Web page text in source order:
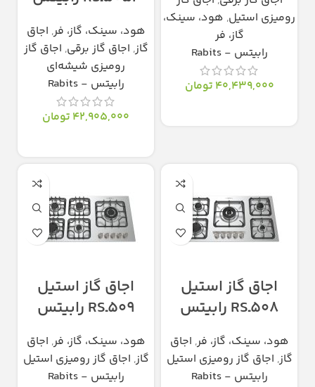
رومیزی استیل, هود، سینک،
گاز، فر
رابیتس - Rabits
40,439,000 تومان
هود، سینک، گاز، فر, اجاق
گاز, اجاق گاز برقی, اجاق گاز
رومیزی شیشه‌ای
رابیتس - Rabits
42,905,000 تومان
اجاق گاز استیل
508ـRS رابیتس
هود، سینک، گاز، فر, اجاق
گاز, اجاق گاز رومیزی استیل
رابیتس - Rabits
اجاق گاز استیل
509ـRS رابیتس
هود، سینک، گاز، فر, اجاق
گاز, اجاق گاز رومیزی استیل
رابیتس - Rabits